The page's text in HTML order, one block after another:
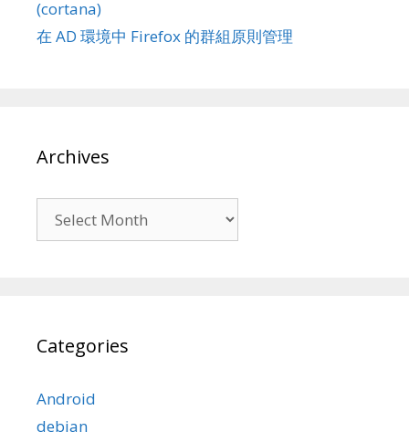
(cortana)
在 AD 環境中 Firefox 的群組原則管理
Archives
Categories
Android
debian